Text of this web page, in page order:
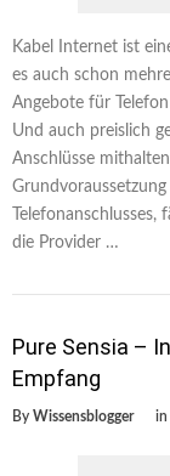
Kabel Internet ist
es auch schon
Angebote für
Und auch preislich
Anschlüsse
die Provider …
Pure Sensia –
Empfang
By Wissensblogger in